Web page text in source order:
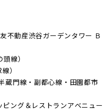
不動産渋谷ガーデンタワー Ｂ
線）
）
蔵門線・副都心線・田園都市
ング＆レストランアベニュー